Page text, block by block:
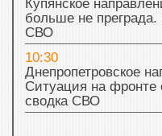
Купянское
больше не преграда.
СВО
10:30
Днепропетровское
Ситуация на фронте
сводка СВО